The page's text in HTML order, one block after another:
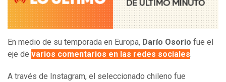
En medio de su temporada en Europa, Darío Osorio fue el
eje de varios comentarios en las redes sociales.
A través de Instagram, el seleccionado chileno fue